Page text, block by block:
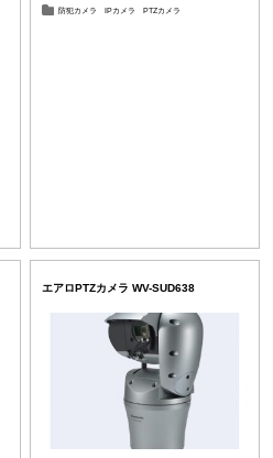
防犯カメラ IPカメラ PTZカメラ
エアロPTZカメラ WV-SUD638